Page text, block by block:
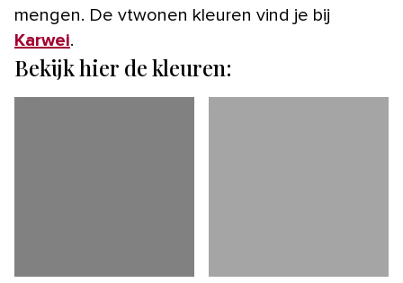
mengen. De vtwonen kleuren vind je bij
Karwei.
Bekijk hier de kleuren: